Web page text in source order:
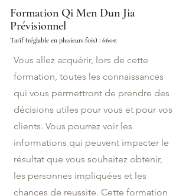
Formation Qi Men Dun Jia
Prévisionnel
Tarif (réglable en plusieurs fois) : 660€
Vous allez acquérir, lors de cette
formation, toutes les connaissances
qui vous permettront de prendre des
décisions utiles pour vous et pour vos
clients. Vous pourrez voir les
informations qui peuvent impacter le
résultat que vous souhaitez obtenir,
les personnes impliquées et les
chances de reussite. Cette formation